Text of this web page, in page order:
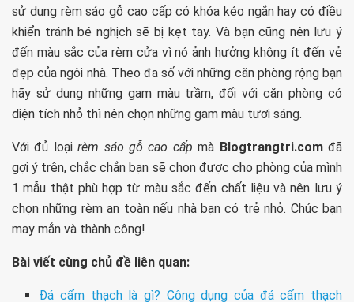
sử dụng rèm sáo gỗ cao cấp có khóa kéo ngắn hay có điều
khiển tránh bé nghịch sẽ bị kẹt tay. Và bạn cũng nên lưu ý
đến màu sắc của rèm cửa vì nó ảnh hưởng không ít đến vẻ
đẹp của ngôi nhà. Theo đa số với những căn phòng rộng bạn
hãy sử dụng những gam màu trầm, đối với căn phòng có
diện tích nhỏ thì nên chọn những gam màu tươi sáng.
Với đủ loạirèm sáo gỗ cao cấp mà Blogtrangtri.comđã
gợi ý trên, chắc chắn bạn sẽ chọn được cho phòng của mình
1 mẫu thật phù hợp từ màu sắc đến chất liệu và nên lưu ý
chọn những rèm an toàn nếu nhà bạn có trẻ nhỏ. Chúc bạn
may mắn và thành công!
Bài viết cùng chủ đề liên quan:
Đá cẩm thạch là gì? Công dụng của đá cẩm thạch